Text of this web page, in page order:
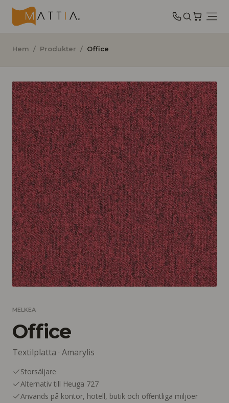
Hem / Produkter / Office
MELKEA
Office
Textilplatta · Amarylis
Storsäljare
Alternativ till Heuga 727
Används på kontor, hotell, butik och offentliga miljöer